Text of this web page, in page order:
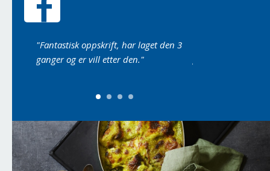
"Fantastisk oppskrift, har laget den 3
ganger og er vill etter den."